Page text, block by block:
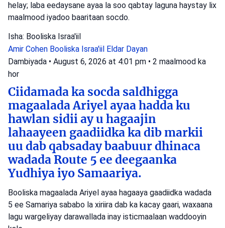
helay; laba eedaysane ayaa la soo qabtay laguna haystay lix
maalmood iyadoo baaritaan socdo.
Isha: Booliska Israa'iil
Amir Cohen Booliska Israa'iil Eldar Dayan
Dambiyada • August 6, 2026 at 4:01 pm • 2 maalmood ka
hor
Ciidamada ka socda saldhigga
magaalada Ariyel ayaa hadda ku
hawlan sidii ay u hagaajin
lahaayeen gaadiidka ka dib markii
uu dab qabsaday baabuur dhinaca
wadada Route 5 ee deegaanka
Yudhiya iyo Samaariya.
Booliska magaalada Ariyel ayaa hagaaya gaadiidka wadada
5 ee Samariya sababo la xiriira dab ka kacay gaari, waxaana
lagu wargeliyay darawallada inay isticmaalaan waddooyin